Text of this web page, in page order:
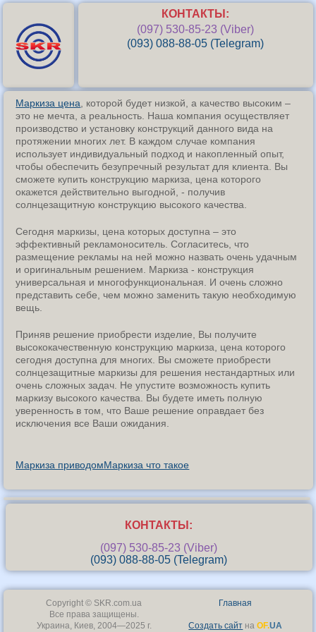
КОНТАКТЫ:
(097) 530-85-23 (Viber)
(093) 088-88-05 (Telegram)
Маркиза цена , которой будет низкой, а качество высоким –
это не мечта, а реальность. Наша компания осуществляет
производство и установку конструкций данного вида на
протяжении многих лет. В каждом случае компания
использует индивидуальный подход и накопленный опыт,
чтобы обеспечить безупречный результат для клиента. Вы
сможете купить конструкцию маркиза, цена которого
окажется действительно выгодной, - получив
солнцезащитную конструкцию высокого качества.
Сегодня маркизы, цена которых доступна – это
эффективный рекламоноситель. Согласитесь, что
размещение рекламы на ней можно назвать очень удачным
и оригинальным решением. Маркиза - конструкция
универсальная и многофункциональная. И очень сложно
представить себе, чем можно заменить такую необходимую
вещь.
Приняв решение приобрести изделие, Вы получите
высококачественную конструкцию маркиза, цена которого
сегодня доступна для многих. Вы сможете приобрести
солнцезащитные маркизы для решения нестандартных или
очень сложных задач. Не упустите возможность купить
маркизу высокого качества. Вы будете иметь полную
уверенность в том, что Ваше решение оправдает без
исключения все Ваши ожидания.
Маркиза приводомМаркиза что такое
КОНТАКТЫ:
(097) 530-85-23 (Viber)
(093) 088-88-05 (Telegram)
Copyright © SKR.com.ua
Все права защищены.
Украина, Киев, 2004—2025 г.
Главная
Создать сайт наOF.UA